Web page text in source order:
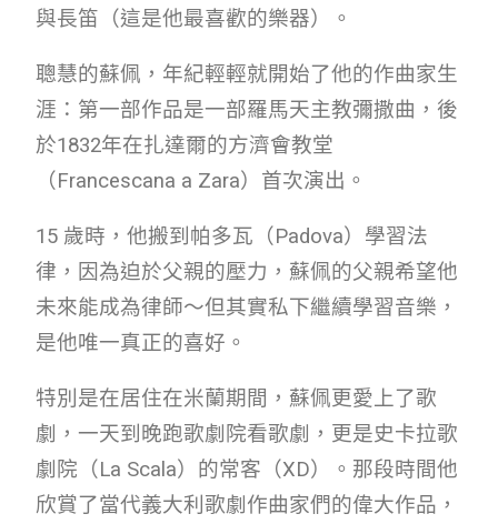
與長笛（這是他最喜歡的樂器）。
聰慧的蘇佩，年紀輕輕就開始了他的作曲家生
涯：第一部作品是一部羅馬天主教彌撒曲，後
於1832年在扎達爾的方濟會教堂
（Francescana a Zara）首次演出。
15 歲時，他搬到帕多瓦（Padova）學習法
律，因為迫於父親的壓力，蘇佩的父親希望他
未來能成為律師～但其實私下繼續學習音樂，
是他唯一真正的喜好。
特別是在居住在米蘭期間，蘇佩更愛上了歌
劇，一天到晚跑歌劇院看歌劇，更是史卡拉歌
劇院（La Scala）的常客（XD）。那段時間他
欣賞了當代義大利歌劇作曲家們的偉大作品，